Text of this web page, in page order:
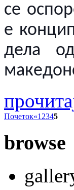
се
е
дела
Почеток«1 2345
browse